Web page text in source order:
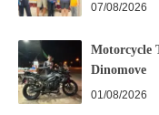
07/08/2026
Motorcycle
Dinomove
01/08/2026